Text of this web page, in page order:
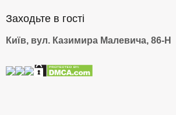
Заходьте в гості
Київ, вул. Казимира Малевича, 86-Н